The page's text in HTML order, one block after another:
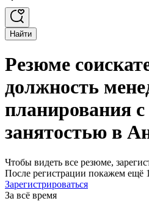
Найти
Резюме
должность
планирования
занятостью в
Чтобы видеть все резюме,
После регистрации покажем ещё
Зарегистрироваться
За всё время